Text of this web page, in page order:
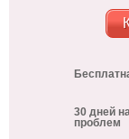
30 дней
проблем